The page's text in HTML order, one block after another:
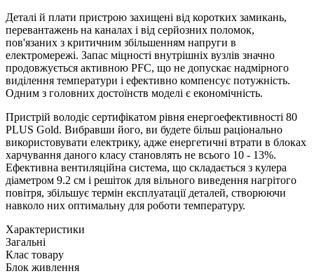
Деталі й плати пристрою захищені від коротких замикань,
перевантажень на каналах і від серйозних поломок,
пов'язаних з критичним збільшенням напруги в
електромережі. Запас міцності внутрішніх вузлів значно
продовжується активною PFC, що не допускає надмірного
виділення температури і ефективно компенсує потужність.
Одним з головних достоїнств моделі є економічність.
Пристрій володіє сертифікатом рівня енергоефективності 80
PLUS Gold. Вибравши його, ви будете більш раціонально
використовувати електрику, адже енергетичні втрати в блоках
харчування даного класу становлять не всього 10 - 13%.
Ефективна вентиляційна система, що складається з кулера
діаметром 9.2 см і решіток для вільного виведення нагрітого
повітря, збільшує термін експлуатації деталей, створюючи
навколо них оптимальну для роботи температуру.
Характеристики
Загальні
Клас товару
Блок живлення